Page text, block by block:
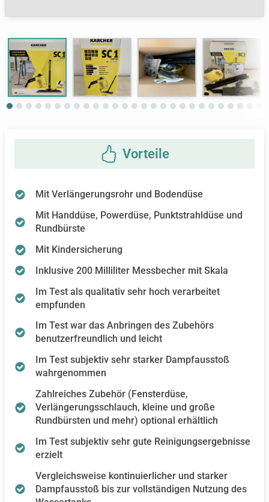
Next
Mit Verlängerungsrohr und Bodendüse
Mit Handdüse, Powerdüse, Punktstrahldüse und
Rundbürste
Mit Kindersicherung
Inklusive 200 Milliliter Messbecher mit Skala
Im Test als qualitativ sehr hoch verarbeitet
empfunden
Im Test war das Anbringen des Zubehörs
benutzerfreundlich und leicht
Im Test subjektiv sehr starker Dampfausstoß
wahrgenommen
Zahlreiches Zubehör (Fensterdüse,
Verlängerungsschlauch, kleine und große
Rundbürsten und mehr) optional erhältlich
Im Test subjektiv sehr gute Reinigungsergebnisse
erzielt
Vergleichsweise kontinuierlicher und starker
Dampfausstoß bis zur vollständigen Nutzung des